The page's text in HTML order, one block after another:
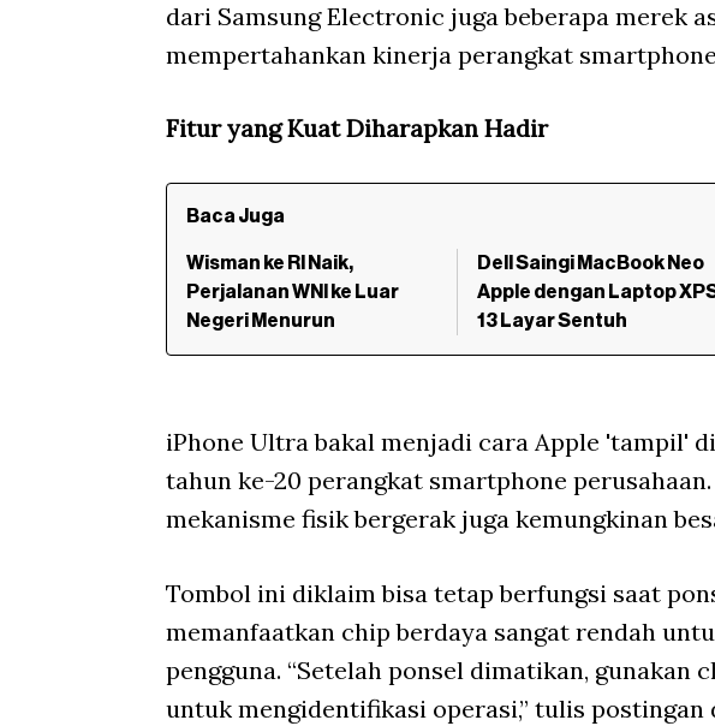
dari Samsung Electronic juga beberapa merek
mempertahankan kinerja perangkat
Fitur yang Kuat Diharapkan Hadir
Baca Juga
Wisman ke RI Naik,
Perjalanan WNI ke Luar
Negeri Menurun
Dell Saingi MacBook Neo
Apple dengan Laptop
13 Layar Sentuh
iPhone Ultra bakal menjadi cara Apple 'tampil'
tahun ke-20 perangkat smartphone
mekanisme fisik bergerak juga kemungkinan
Tombol ini diklaim bisa tetap berfungsi saat
memanfaatkan chip berdaya sangat rendah
pengguna. “Setelah ponsel dimatikan, gunakan
untuk mengidentifikasi operasi,” tulis